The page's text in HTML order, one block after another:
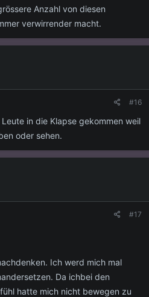
Anzahl von diesen
verwirrender macht.
#16
in die Klapse gekommen weil
oder sehen.
#17
Ich werd mich mal
Da ichbei den
hatte mich nicht bewegen zu